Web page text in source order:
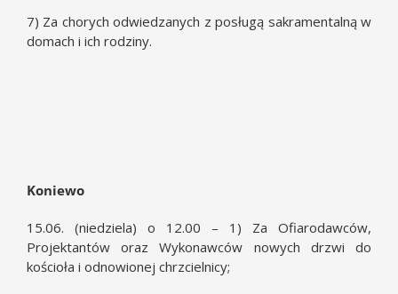
7) Za chorych odwiedzanych z posługą sakramentalną w
domach i ich rodziny.
Koniewo
15.06. (niedziela) o 12.00 – 1) Za Ofiarodawców,
Projektantów oraz Wykonawców nowych drzwi do
kościoła i odnowionej chrzcielnicy;